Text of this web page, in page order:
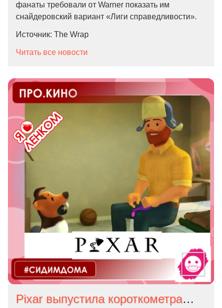
фанаты требовали от Warner показать им
снайдеровский вариант «Лиги справедливости».
Источник: The Wrap
Читать все новости
Pixar выпустила короткометражку, где главный герой — гей. Первый случай в истории студии